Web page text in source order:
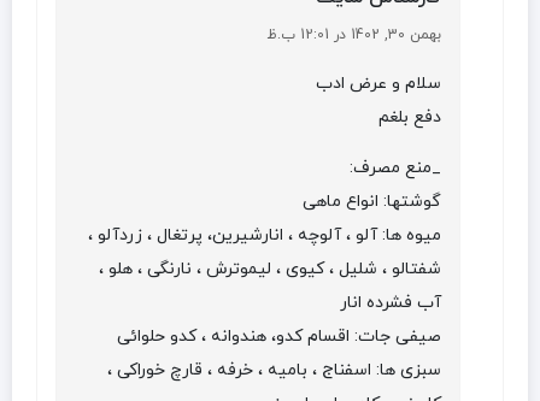
بهمن 30, 1402 در 12:01 ب.ظ
سلام و عرض ادب
دفع بلغم
_منع مصرف:
گوشتها: انواع ماهی
میوه ها: آلو ، آلوچه ، انارشیرین، پرتغال ، زردآلو ،
شفتالو ، شلیل ، کیوی ، لیموترش ، نارنگی ، هلو ،
آب فشرده انار
صیفی جات: اقسام کدو، هندوانه ، کدو حلوائی
سبزی ها: اسفناج ، بامیه ، خرفه ، قارچ خوراکی ،